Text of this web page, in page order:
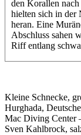
den Korallen
hielten sich in der
heran. Eine
Abschluss sahen
Riff entlang
Kleine Schnecke,
Hurghada,
Mac Diving Center
Sven Kahlbrock,